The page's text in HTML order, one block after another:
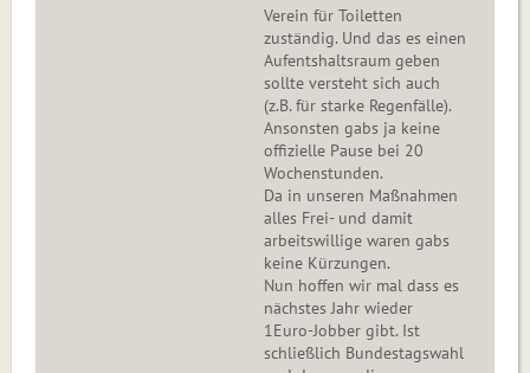
Verein für Toiletten
zuständig. Und das es einen
Aufentshaltsraum geben
sollte versteht sich auch
(z.B. für starke Regenfälle).
Ansonsten gabs ja keine
offizielle Pause bei 20
Wochenstunden.
Da in unseren Maßnahmen
alles Frei- und damit
arbeitswillige waren gabs
keine Kürzungen.
Nun hoffen wir mal dass es
nächstes Jahr wieder
1Euro-Jobber gibt. Ist
schließlich Bundestagswahl